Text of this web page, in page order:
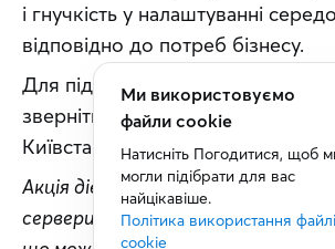
і гнучкість у налаштуванні
відповідно до потреб бізнесу.
Для підключення та отримання
зверніться до персонального
Київстар або залиште заявку на
Акція діє до 31 грудня 2026 року
сервери і не поширюється на
Ми використовуємо
файли cookie
Натисніть Погодитися, щоб
могли підібрати для вас
найцікавіше.
Політика використання
cookie